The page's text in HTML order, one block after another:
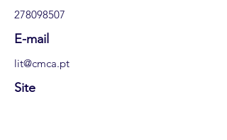
278098507
E-mail
lit@cmca.pt
Site